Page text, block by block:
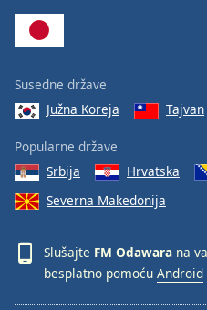
Susedne države
Južna Koreja
Tajvan
Popularne države
Srbija
Hrvatska
Severna Makedonija
Slušajte FM Odawara na
besplatno pomoću Android